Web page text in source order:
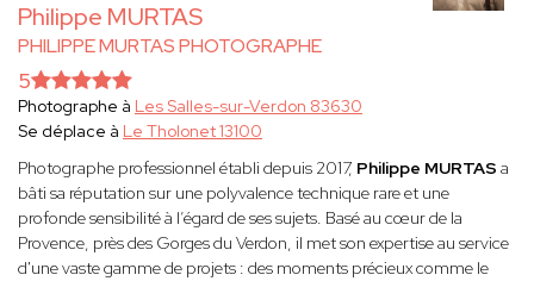
Philippe MURTAS
PHILIPPE MURTAS PHOTOGRAPHE
5
Photographe à Les Salles-sur-Verdon 83630
Se déplace à Le Tholonet 13100
Photographe professionnel établi depuis 2017, Philippe MURTAS a
bâti sa réputation sur une polyvalence technique rare et une
profonde sensibilité à l’égard de ses sujets. Basé au cœur de la
Provence, près des Gorges du Verdon, il met son expertise au service
d'une vaste gamme de projets : des moments précieux comme le